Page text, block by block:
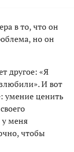
в то, что он
но он
другое: «Я
И вот
умение ценить
у меня
чтобы